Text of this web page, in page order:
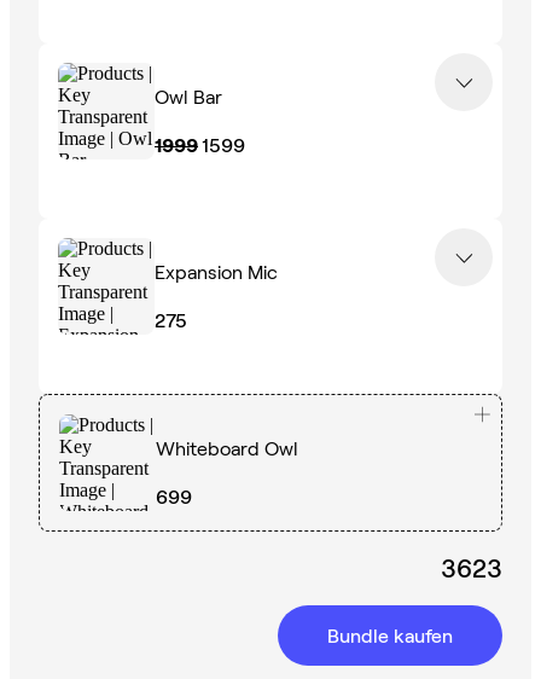
Owl Bar
19991599
Expansion Mic
275
Whiteboard Owl
699
3623
Bundle kaufen